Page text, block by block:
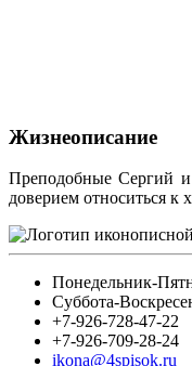
Жизнеописание
Преподобные Сергий и
доверием относиться к
Понедельник-
Суббота-
+7-926-728-47-22
+7-926-709-28-24
ikona@4spisok.ru